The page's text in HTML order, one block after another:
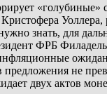
«голубиные»
знать, для
ФРБ
предложения не
двух актов